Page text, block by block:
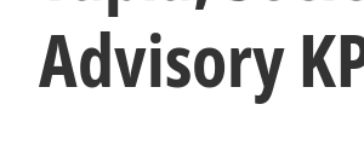
Advisory